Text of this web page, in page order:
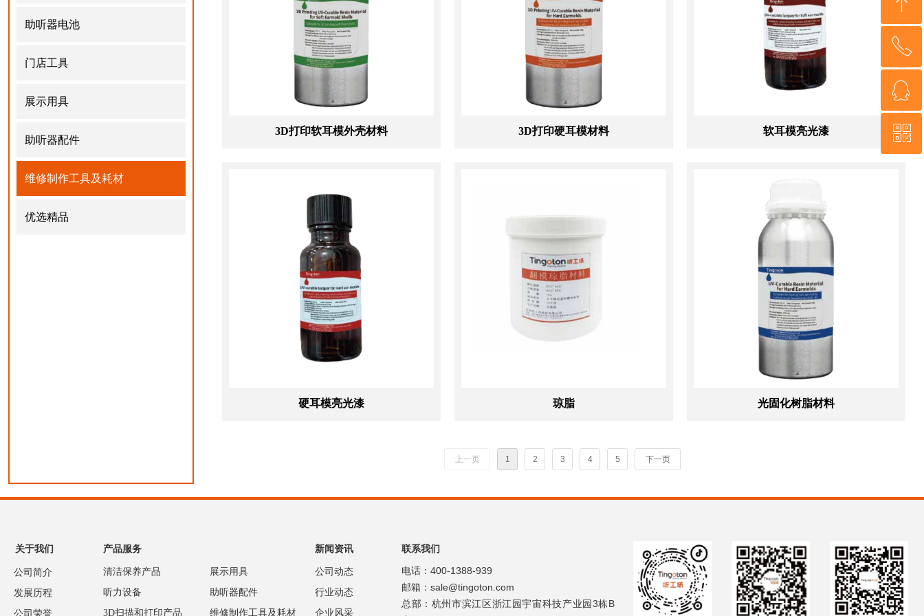
助听器电池
门店工具
展示用具
助听器配件
维修制作工具及耗材
优选精品
3D打印软耳模外壳材料 3D打印硬耳模材料 软耳模亮光漆
硬耳模亮光漆 琼脂 光固化树脂材料
上一页 1 2 3 4 5 下一页
关于我们
公司简介
发展历程
公司荣誉
产品服务
展示用具
助听器配件
维修制作工具及耗材
清洁保养产品
听力设备
3D扫描和打印产品
新闻资讯
公司动态
行业动态
企业风采
联系我们
电话：400-1388-939
邮箱：sale@tingoton.com
总部：杭州市滨江区浙江园宇宙科技产业园3栋B
回到顶部
ꂅ
400-1388-939
ꁗ
QQ客服
ꀥ